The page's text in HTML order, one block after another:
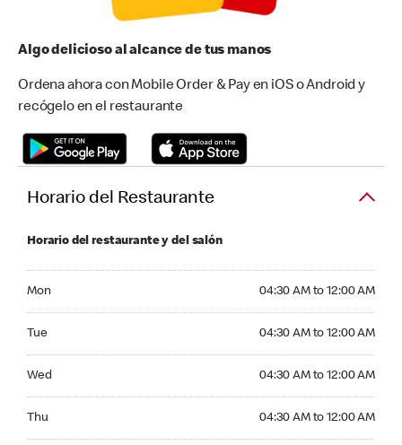
Algo delicioso al alcance de tus manos
Ordena ahora con Mobile Order & Pay en iOS o Android y
recógelo en el restaurante
Horario del Restaurante
Horario del restaurante y del salón
Mon 04:30 AM to 12:00 AM
Tue 04:30 AM to 12:00 AM
Wed 04:30 AM to 12:00 AM
Thu 04:30 AM to 12:00 AM